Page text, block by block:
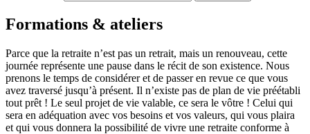
Formations & ateliers
Parce que la retraite n’est pas un retrait, mais un renouveau, cette
journée représente une pause dans le récit de son existence. Nous
prenons le temps de considérer et de passer en revue ce que vous
avez traversé jusqu’à présent. Il n’existe pas de plan de vie préétabli
tout prêt ! Le seul projet de vie valable, ce sera le vôtre ! Celui qui
sera en adéquation avec vos besoins et vos valeurs, qui vous plaira
et qui vous donnera la possibilité de vivre une retraite conforme à